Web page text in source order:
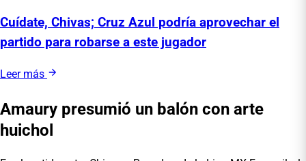
Cuídate, Chivas; Cruz Azul podría aprovechar el
partido para robarse a este jugador
Leer más
Amaury presumió un balón con arte
huichol